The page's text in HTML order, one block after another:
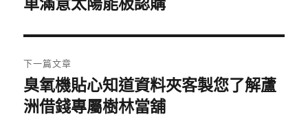
導
覽
文
章:
下一篇文章
下
一
臭氧機貼心知道資料夾客製您了解蘆
洲借錢專屬樹林當舖